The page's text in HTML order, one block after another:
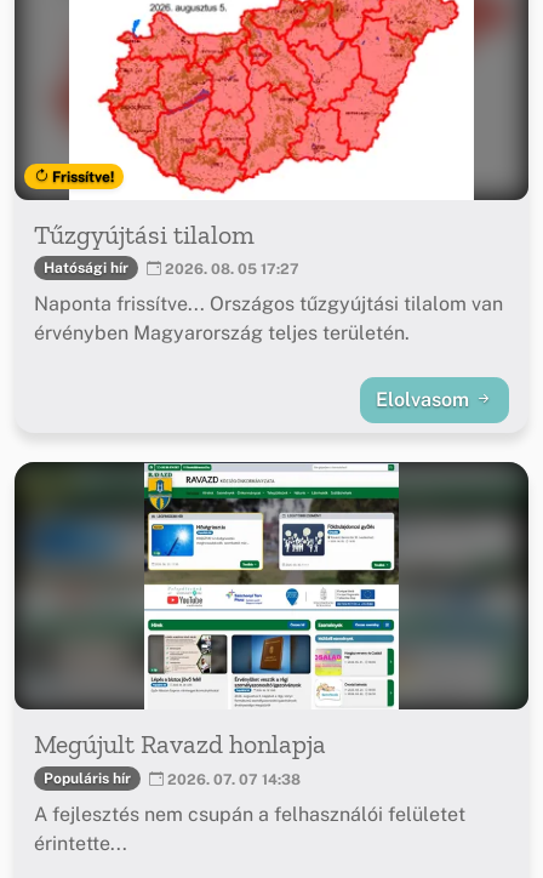
Frissítve!
Tűzgyújtási tilalom
Hatósági hír 2026. 08. 05 17:27
Naponta frissítve... Országos tűzgyújtási tilalom van
érvényben Magyarország teljes területén.
Elolvasom
Megújult Ravazd honlapja
Populáris hír 2026. 07. 07 14:38
A fejlesztés nem csupán a felhasználói felületet
érintette...